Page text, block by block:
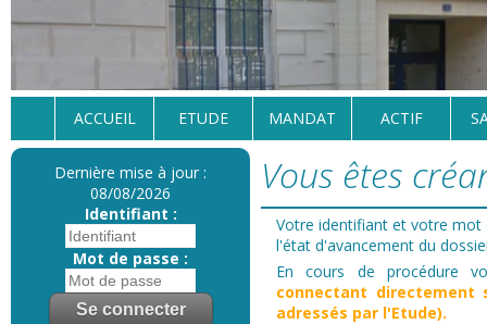
ACCUEIL ETUDE MANDAT ACTIF
Dernière mise à jour :
08/08/2026
Identifiant :
Mot de passe :
Vous êtes
Votre identifiant et votre mot
l'état d'avancement du
En cours de procédure
connectant
adressés par l'Etude).